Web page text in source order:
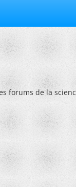
forums de la